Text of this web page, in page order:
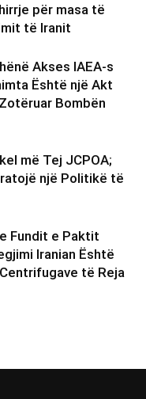
për masa të
të Iranit
Akses IAEA-s
Është një Akt
Bombën
më Tej JCPOA;
një Politikë të
Fundit e Paktit
Iranian Është
të Reja